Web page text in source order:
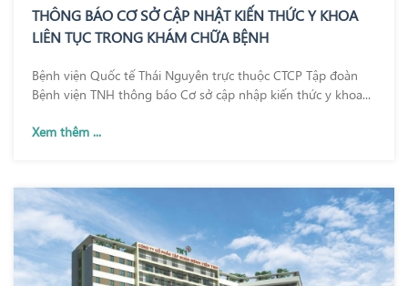
THÔNG BÁO CƠ SỞ CẬP NHẬT KIẾN THỨC Y KHOA
LIÊN TỤC TRONG KHÁM CHỮA BỆNH
Bệnh viện Quốc tế Thái Nguyên trực thuộc CTCP Tập đoàn
Bệnh viện TNH thông báo Cơ sở cập nhập kiến thức y khoa...
Xem thêm ...